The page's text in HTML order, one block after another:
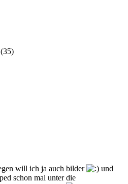
will ich ja auch bilder
und
schon mal unter die